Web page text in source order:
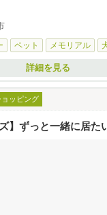
ペット メモリアル
詳細を見る
ッピング
】ずっと一緒に居た